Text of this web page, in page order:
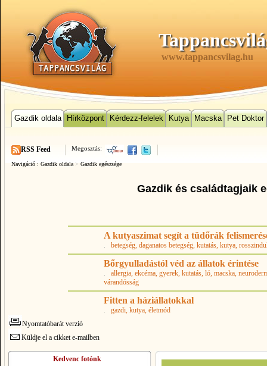
www.tappancsvilag.hu
Gazdik oldala Hírközpont Kérdezz-felelek Kutya Macska Pet Doktor
Megosztás:
RSS Feed
Navigáció : Gazdik oldala > Gazdik egészsége
Gazdik és családtagjaik
A kutyaszimat segít a tüdőrák
. betegség, daganatos betegség, kutatás, kutya,
Bőrgyulladástól véd az állatok érintése
. allergia, ekcéma, gyerek, kutatás, ló, macska,
várandósság
Fitten a háziállatokkal
. gazdi, kutya, életmód
Nyomtatóbarát verzió
Küldje el a cikket e-mailben
Kedvenc fotónk